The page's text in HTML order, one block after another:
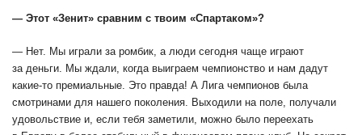
— Этот «Зенит» сравним с твоим «Спартаком»?
— Нет. Мы играли за ромбик, а люди сегодня чаще играют
за деньги. Мы ждали, когда выиграем чемпионство и нам дадут
какие-то премиальные. Это правда! А Лига чемпионов была
смотринами для нашего поколения. Выходили на поле, получали
удовольствие и, если тебя заметили, можно было переехать